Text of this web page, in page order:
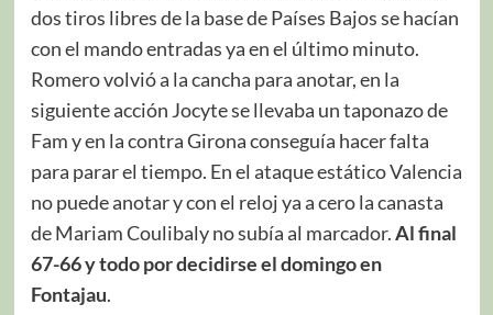
dos tiros libres de la base de Países Bajos se hacían
con el mando entradas ya en el último minuto.
Romero volvió a la cancha para anotar, en la
siguiente acción Jocyte se llevaba un taponazo de
Fam y en la contra Girona conseguía hacer falta
para parar el tiempo. En el ataque estático Valencia
no puede anotar y con el reloj ya a cero la canasta
de Mariam Coulibaly no subía al marcador.Al final
67-66 y todo por decidirse el domingo en
Fontajau.